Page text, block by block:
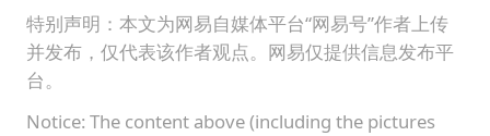
特别声明：本文为网易自媒体平台“网易号”作者上传
并发布，仅代表该作者观点。网易仅提供信息发布平
台。
Notice: The content above (including the pictures